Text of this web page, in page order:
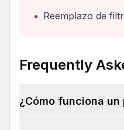
• Reemplazo de
Frequently
¿Cómo funciona